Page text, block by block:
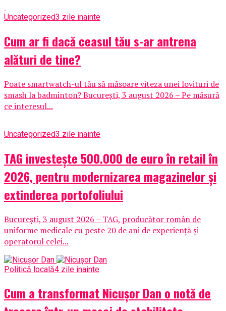
Uncategorized3 zile inainte
Cum ar fi dacă ceasul tău s-ar antrena
alături de tine?
Poate smartwatch-ul tău să măsoare viteza unei lovituri de
smash la badminton? București, 3 august 2026 – Pe măsură
ce interesul...
Uncategorized3 zile inainte
TAG investește 500.000 de euro în retail în
2026, pentru modernizarea magazinelor și
extinderea portofoliului
București, 3 august 2026 – TAG, producător român de
uniforme medicale cu peste 20 de ani de experiență și
operatorul celei...
Politică locală4 zile inainte
Cum a transformat Nicușor Dan o notă de